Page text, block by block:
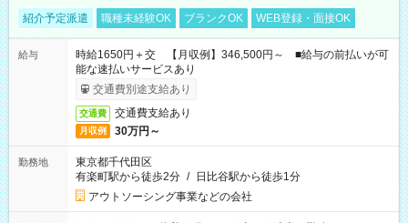
紹介予定派遣 職種未経験OK ブランクOK WEB登録・面接OK
給与
時給1650円＋交 【月収例】346,500円～ ■給与の前払いが可
能な速払いサービスあり
交通費別途支給あり
交通費 交通費支給あり
月収例 30万円～
勤務地
東京都千代田区
有楽町駅から徒歩2分 / 日比谷駅から徒歩1分
アウトソーシング事業などの会社